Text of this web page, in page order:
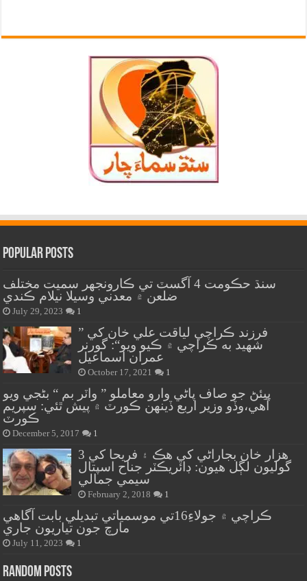
Popular Posts
سنڌ حڪومت 4 آگسٽ تي ڪارونجهر سميت مختلف
ضلعن ۾ معدني وسيلا نيلام ڪندي
July 29, 2023 1
” فرزند ڪراچي لياقت علي خان کي
شهيد به ڪراچي ۾ ڪيو ويو“: گورنر
عمران اسماعيل
October 17, 2021 1
پيئڻ جو صاف پاڻي وارو معاملو ” واٽر بم “ بڻجي ويو
آهي،وڏو وزير اربع ڏينهن ڪورٽ ۾ پيش ٿئي: سپريم
ڪورٽ
December 5, 2017 1
هزار خان بجاراڻي کي هڪ ۽ فريحا کي 3
گوليون لڳل هيون: ڊائريڪٽر جناح اسپتال
سيمي جمالي
February 2, 2018 1
ڪراچي ۾ جولاءِ16تي موسمياتي تبديلي بابت آگاهي
مارچ جون تياريون جاري
July 11, 2023 1
Random Posts